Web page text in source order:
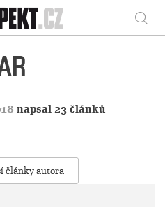
napsal 23 článků
články autora